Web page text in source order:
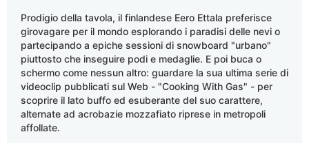
Prodigio della tavola, il finlandese Eero Ettala preferisce
girovagare per il mondo esplorando i paradisi delle nevi o
partecipando a epiche sessioni di snowboard "urbano"
piuttosto che inseguire podi e medaglie. E poi buca o
schermo come nessun altro: guardare la sua ultima serie di
videoclip pubblicati sul Web - "Cooking With Gas" - per
scoprire il lato buffo ed esuberante del suo carattere,
alternate ad acrobazie mozzafiato riprese in metropoli
affollate.